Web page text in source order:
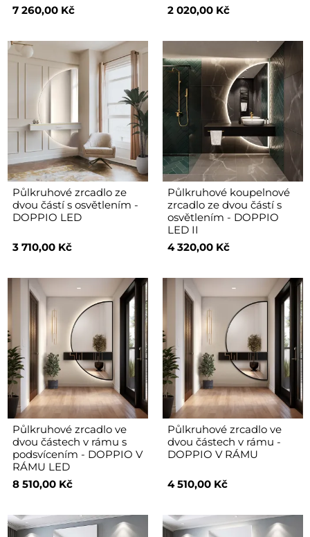
7 260,00 Kč
2 020,00 Kč
Půlkruhové zrcadlo ze
dvou částí s osvětlením -
DOPPIO LED
3 710,00 Kč
Půlkruhové koupelnové
zrcadlo ze dvou částí s
osvětlením - DOPPIO
LED II
4 320,00 Kč
Půlkruhové zrcadlo ve
dvou částech v rámu s
podsvícením - DOPPIO V
RÁMU LED
8 510,00 Kč
Půlkruhové zrcadlo ve
dvou částech v rámu -
DOPPIO V RÁMU
4 510,00 Kč